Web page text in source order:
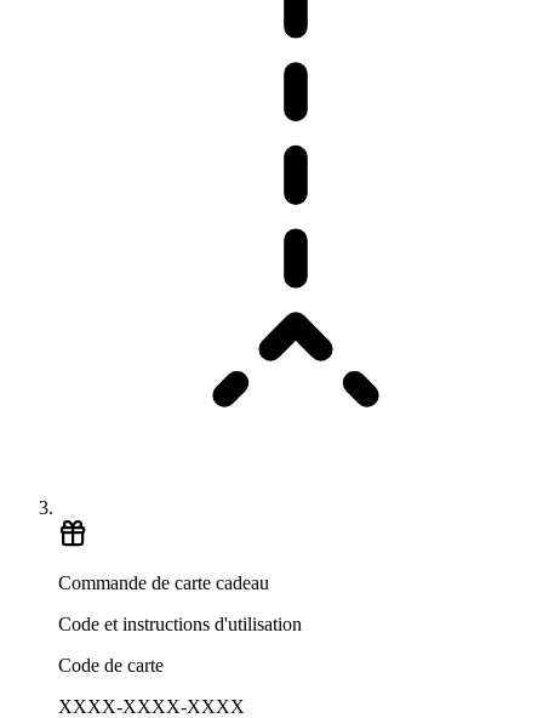
Commande de carte cadeau
Code et instructions d'utilisation
Code de carte
XXXX-XXXX-XXXX